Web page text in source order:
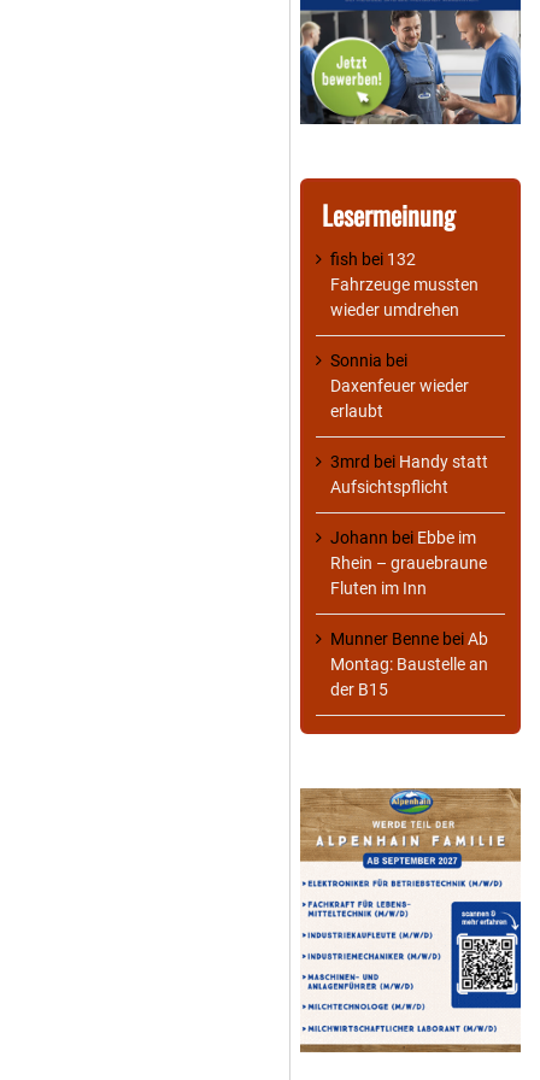
Lesermeinung
fish bei 132
Fahrzeuge mussten
wieder umdrehen
Sonnia bei
Daxenfeuer wieder
erlaubt
3mrd bei Handy statt
Aufsichtspflicht
Johann bei Ebbe im
Rhein – grauebraune
Fluten im Inn
Munner Benne beiAb
Montag: Baustelle an
der B15